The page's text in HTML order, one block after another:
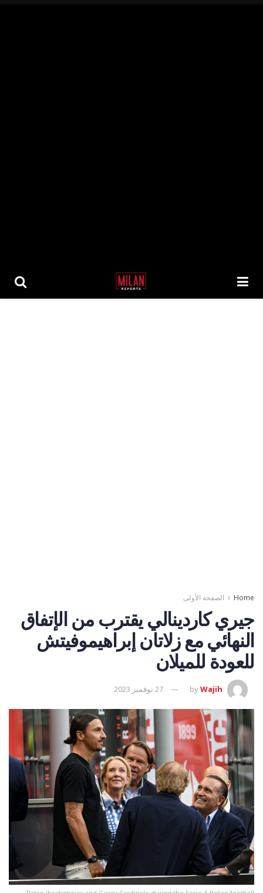
Home الصفحة الأولى
جيري كاردينالي يقترب من الإتفاق
النهائي مع زلاتان إبراهيموفيتش
للعودة للميلان
byWajih 27 نوفمبر 2023